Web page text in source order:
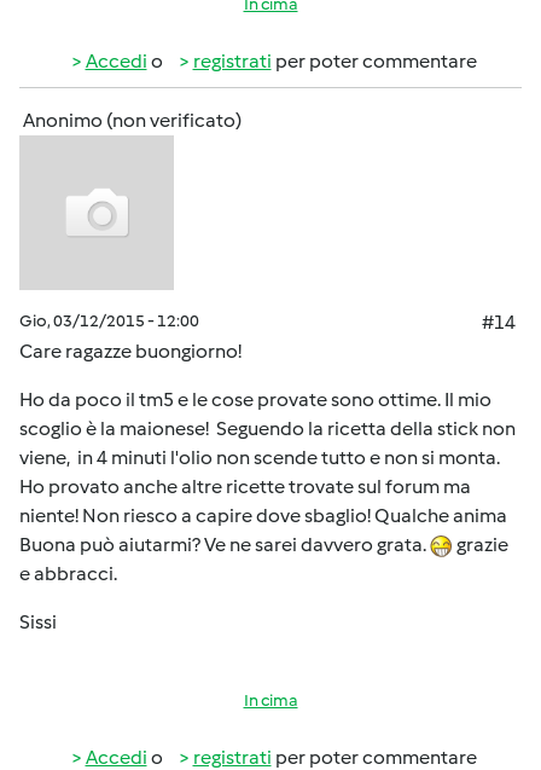
In cima
Accedi o registrati per poter commentare
Anonimo (non verificato)
Gio, 03/12/2015 - 12:00
#14
Care ragazze buongiorno!
Ho da poco il tm5 e le cose provate sono ottime. Il mio
scoglio è la maionese! Seguendo la ricetta della stick non
viene, in 4 minuti l'olio non scende tutto e non si monta.
Ho provato anche altre ricette trovate sul forum ma
niente! Non riesco a capire dove sbaglio! Qualche anima
Buona può aiutarmi? Ve ne sarei davvero grata.
grazie
e abbracci.
Sissi
In cima
Accedi o registrati per poter commentare